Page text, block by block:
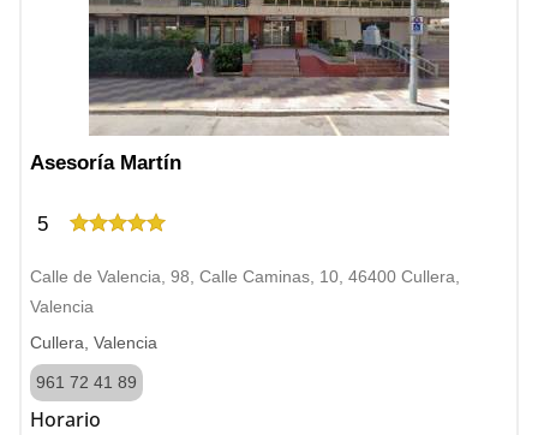
Asesoría Martín
5
Calle de Valencia, 98, Calle Caminas, 10, 46400 Cullera,
Valencia
Cullera, Valencia
961 72 41 89
Horario